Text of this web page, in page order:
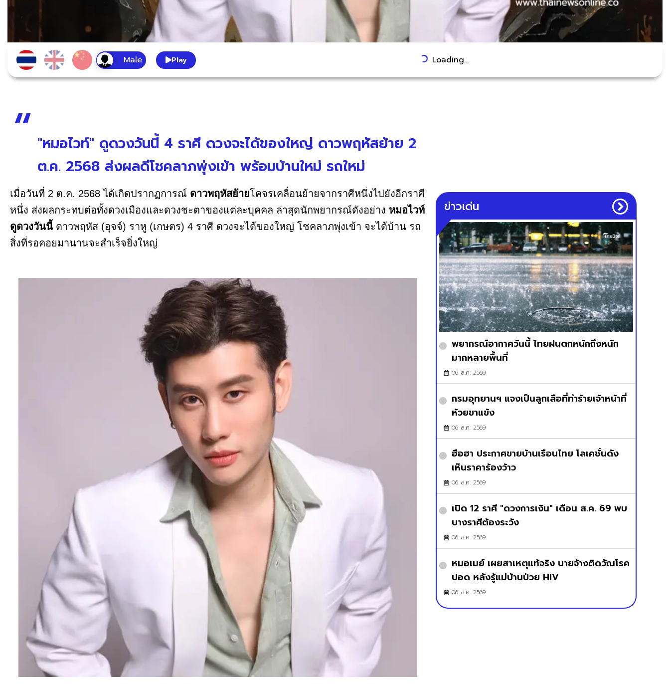
Play Loading...
"หมอไวท์" ดูดวงวันนี้ 4 ราศี ดวงจะได้ของใหญ่ ดาวพฤหัสย้าย 2
ต.ค. 2568 ส่งผลดีโชคลาภพุ่งเข้า พร้อมบ้านใหม่ รถใหม่
เมื่อวันที่ 2 ต.ค. 2568 ได้เกิดปรากฏการณ์ ดาวพฤหัสย้ายโคจรเคลื่อนย้ายจากราศีหนึ่งไปยังอีกราศี
หนึ่ง ส่งผลกระทบต่อทั้งดวงเมืองและดวงชะตาของแต่ละบุคคล ล่าสุดนักพยากรณ์ดังอย่าง หมอไวท์
ดูดวงวันนี้ ดาวพฤหัส (อุจจ์) ราหู (เกษตร) 4 ราศี ดวงจะได้ของใหญ่ โชคลาภพุ่งเข้า จะได้บ้าน รถ
สิ่งที่รอคอยมานานจะสำเร็จยิ่งใหญ่
ข่าวเด่น
พยากรณ์อากาศวันนี้ ไทยฝนตกหนักถึงหนัก
มากหลายพื้นที่
06 ส.ค. 2569
กรมอุทยานฯ แจงเป็นลูกเสือที่ทำร้ายเจ้าหน้าที่
ห้วยขาแข้ง
06 ส.ค. 2569
ฮือฮา ประกาศขายบ้านเรือนไทย โลเคชั่นดัง
เห็นราคาร้องว้าว
06 ส.ค. 2569
เปิด 12 ราศี "ดวงการเงิน" เดือน ส.ค. 69 พบ
บางราศีต้องระวัง
06 ส.ค. 2569
หมอเมย์ เผยสาเหตุแท้จริง นายจ้างติดวัณโรค
ปอด หลังรู้แม่บ้านป่วย HIV
06 ส.ค. 2569